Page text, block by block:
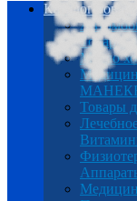
Каталог
Товары
Масло
Товары